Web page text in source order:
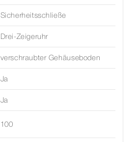
Sicherheitsschließe
Drei-Zeigeruhr
verschraubter Gehäuseboden
Ja
Ja
100